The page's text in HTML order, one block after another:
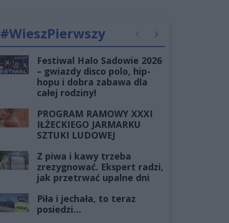
#WieszPierwszy PoprzednieNastępne
Festiwal Halo Sadowie 2026
– gwiazdy disco polo, hip-
hopu i dobra zabawa dla
całej rodziny!
PROGRAM RAMOWY XXXI
IŁŻECKIEGO JARMARKU
SZTUKI LUDOWEJ
Z piwa i kawy trzeba
zrezygnować. Ekspert radzi,
jak przetrwać upalne dni
Piła i jechała, to teraz
posiedzi…